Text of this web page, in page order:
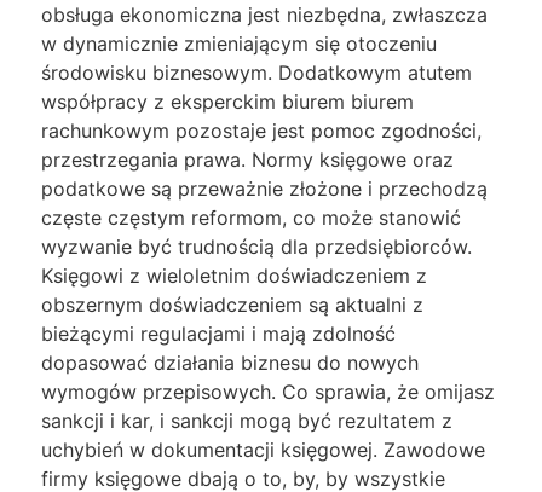
obsługa ekonomiczna jest niezbędna, zwłaszcza
w dynamicznie zmieniającym się otoczeniu
środowisku biznesowym. Dodatkowym atutem
współpracy z eksperckim biurem biurem
rachunkowym pozostaje jest pomoc zgodności,
przestrzegania prawa. Normy księgowe oraz
podatkowe są przeważnie złożone i przechodzą
częste częstym reformom, co może stanowić
wyzwanie być trudnością dla przedsiębiorców.
Księgowi z wieloletnim doświadczeniem z
obszernym doświadczeniem są aktualni z
bieżącymi regulacjami i mają zdolność
dopasować działania biznesu do nowych
wymogów przepisowych. Co sprawia, że omijasz
sankcji i kar, i sankcji mogą być rezultatem z
uchybień w dokumentacji księgowej. Zawodowe
firmy księgowe dbają o to, by, by wszystkie